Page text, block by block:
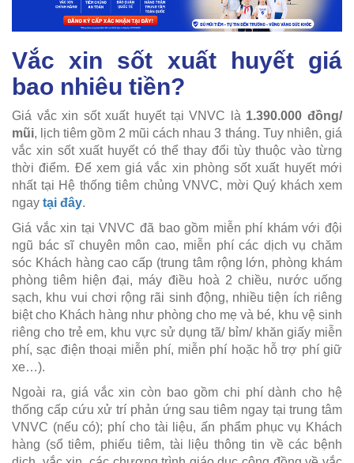
Vắc xin sốt xuất huyết giá
bao nhiêu tiền?
Giá vắc xin sốt xuất huyết tại VNVC là 1.390.000 đồng/
mũi, lịch tiêm gồm 2 mũi cách nhau 3 tháng. Tuy nhiên, giá
vắc xin sốt xuất huyết có thể thay đổi tùy thuộc vào từng
thời điểm. Để xem giá vắc xin phòng sốt xuất huyết mới
nhất tại Hệ thống tiêm chủng VNVC, mời Quý khách xem
ngay tại đây.
Giá vắc xin tại VNVC đã bao gồm miễn phí khám với đội
ngũ bác sĩ chuyên môn cao, miễn phí các dịch vụ chăm
sóc Khách hàng cao cấp (trung tâm rộng lớn, phòng khám
phòng tiêm hiện đại, máy điều hoà 2 chiều, nước uống
sạch, khu vui chơi rộng rãi sinh động, nhiều tiện ích riêng
biệt cho Khách hàng như phòng cho mẹ và bé, khu vệ sinh
riêng cho trẻ em, khu vực sử dụng tã/ bỉm/ khăn giấy miễn
phí, sạc điện thoại miễn phí, miễn phí hoặc hỗ trợ phí giữ
xe…).
Ngoài ra, giá vắc xin còn bao gồm chi phí dành cho hệ
thống cấp cứu xử trí phản ứng sau tiêm ngay tại trung tâm
VNVC (nếu có); phí cho tài liệu, ấn phẩm phục vụ Khách
hàng (sổ tiêm, phiếu tiêm, tài liệu thông tin về các bệnh